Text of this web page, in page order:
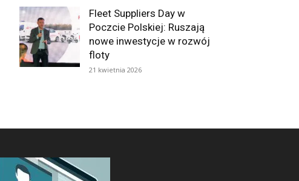
Fleet Suppliers Day w
Poczcie Polskiej: Ruszają
nowe inwestycje w rozwój
floty
21 kwietnia 2026